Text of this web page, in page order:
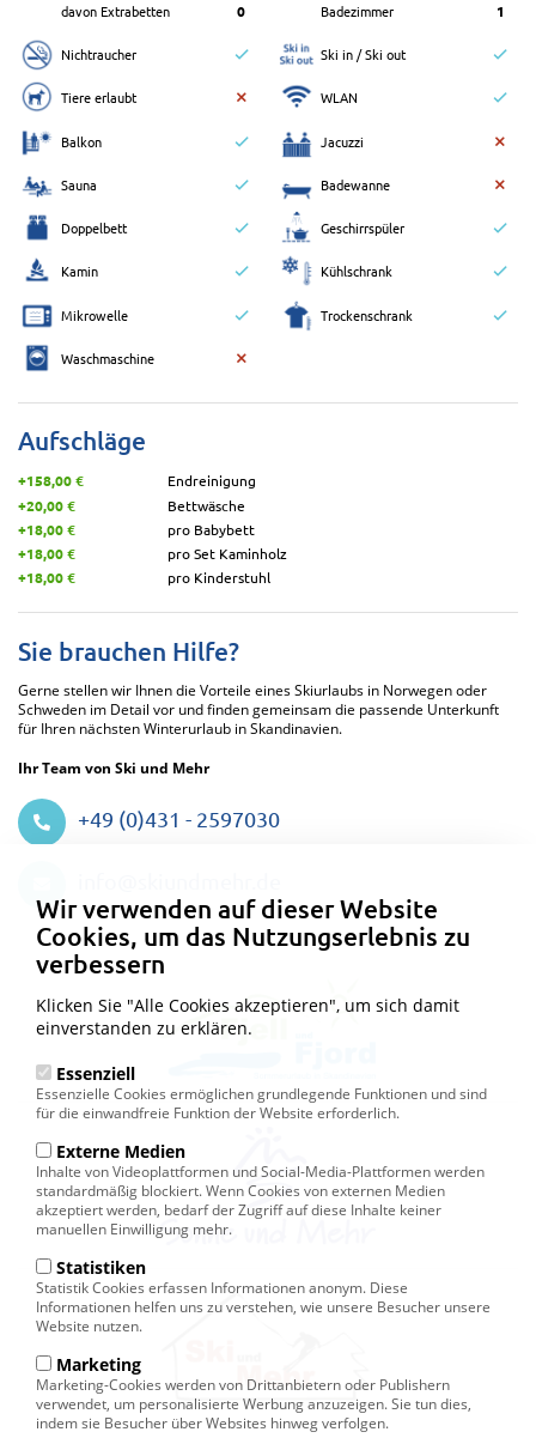
davon Extrabetten 0 Badezimmer 1
Nichtraucher Ski in / Ski out
Tiere erlaubt WLAN
Balkon Jacuzzi
Sauna Badewanne
Doppelbett Geschirrspüler
Kamin Kühlschrank
Mikrowelle Trockenschrank
Waschmaschine
Aufschläge
+158,00 €
Endreinigung
+20,00 €
Bettwäsche
+18,00 €
pro Babybett
+18,00 €
pro Set Kaminholz
+18,00 €
pro Kinderstuhl
Sie brauchen Hilfe?
Gerne stellen wir Ihnen die Vorteile eines Skiurlaubs in Norwegen oder
Schweden im Detail vor und finden gemeinsam die passende Unterkunft
für Ihren nächsten Winterurlaub in Skandinavien.
Ihr Team von Ski und Mehr
+49 (0)431 - 2597030
Wir verwenden auf dieser Website
Cookies, um das Nutzungserlebnis zu
verbessern
Klicken Sie "Alle Cookies akzeptieren", um sich damit
einverstanden zu erklären.
Essenziell
Essenzielle Cookies ermöglichen grundlegende Funktionen und sind
für die einwandfreie Funktion der Website erforderlich.
Externe Medien
Inhalte von Videoplattformen und Social-Media-Plattformen werden
standardmäßig blockiert. Wenn Cookies von externen Medien
akzeptiert werden, bedarf der Zugriff auf diese Inhalte keiner
manuellen Einwilligung mehr.
Statistiken
Statistik Cookies erfassen Informationen anonym. Diese
Informationen helfen uns zu verstehen, wie unsere Besucher unsere
Website nutzen.
Marketing
Marketing-Cookies werden von Drittanbietern oder Publishern
verwendet, um personalisierte Werbung anzuzeigen. Sie tun dies,
indem sie Besucher über Websites hinweg verfolgen.